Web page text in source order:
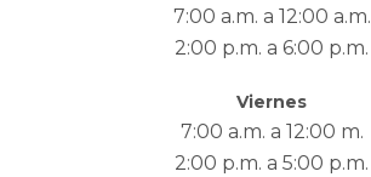
7:00 a.m. a 12:00 a.m.
2:00 p.m. a 6:00 p.m.
Viernes
7:00 a.m. a 12:00 m.
2:00 p.m. a 5:00 p.m.